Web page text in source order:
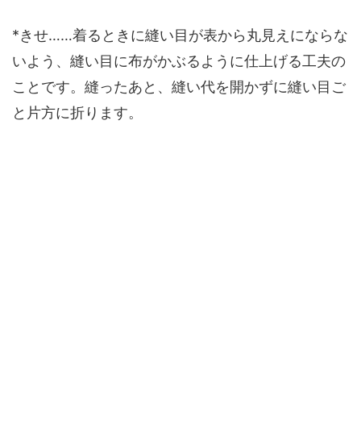
*きせ……着るときに縫い目が表から丸見えにならな
いよう、縫い目に布がかぶるように仕上げる工夫の
ことです。縫ったあと、縫い代を開かずに縫い目ご
と片方に折ります。